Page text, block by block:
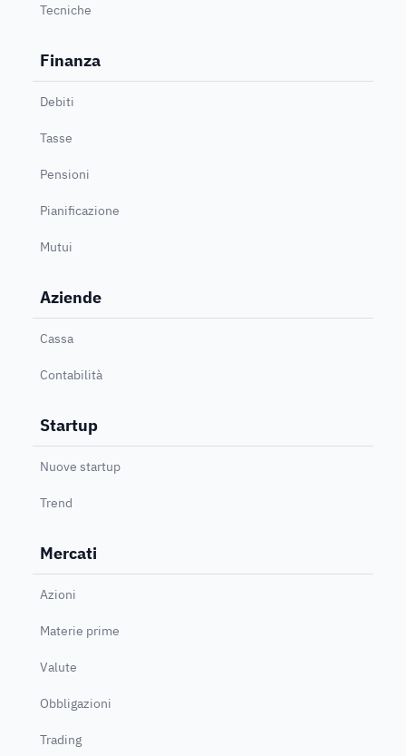
Tecniche
Finanza
Debiti
Tasse
Pensioni
Pianificazione
Mutui
Aziende
Cassa
Contabilità
Startup
Nuove startup
Trend
Mercati
Azioni
Materie prime
Valute
Obbligazioni
Trading